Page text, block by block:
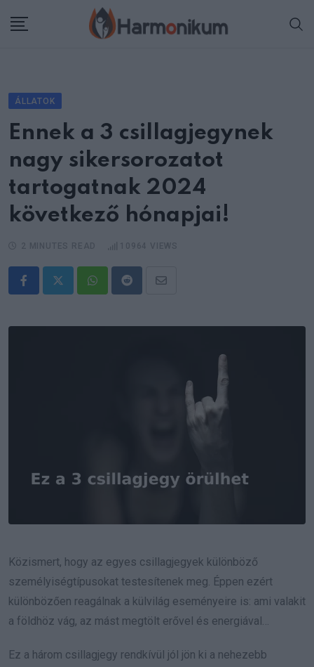
ÁLLATOK
Ennek a 3 csillagjegynek
nagy sikersorozatot
tartogatnak 2024
következő hónapjai!
WhatsappRedditShare
Email
Közismert, hogy az egyes csillagjegyek különböző
személyiségtípusokat testesítenek meg. Éppen ezért
különbözően reagálnak a külvilág eseményeire is: ami valakit
a földhöz vág, az mást megtölt erővel és energiával…
Ez a három csillagjegy rendkívül jól jön ki a nehezebb